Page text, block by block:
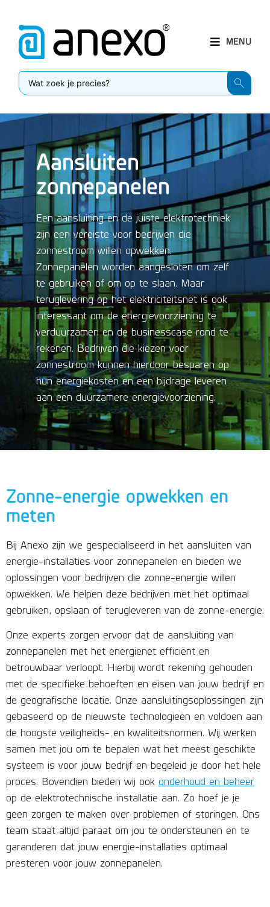
MENU
Aansluiten
zonnepanelen
Een aansluiting en de juiste elektrotechniek
zijn een vereiste voor bedrijven die
zonnestroom willen opwekken.
Zonnepanelen worden aangesloten om zelf
te gebruiken of om op te slaan. Maar
teruglevering op het elektriciteitsnet is ook
interessant om de energievoorziening te
verduurzamen en de businesscase rond te
rekenen. Bedrijven die kiezen voor
zonnestroom kunnen hierdoor besparen op
hun energiekosten en een bijdrage leveren
aan een duurzamere energievoorziening.
Zonne-energie opwekken en
meten
Bij Anexo zijn we gespecialiseerd in het aansluiten van
energie-installaties voor zonnepanelen en bieden we
oplossingen voor bedrijven die zonne-energie willen
opwekken. We helpen deze bedrijven met het optimaal
gebruiken, opslaan of terugleveren van de zonne-energie.
Onze experts zorgen ervoor dat de aansluiting van
zonnepanelen met het energienet efficiënt en
betrouwbaar verloopt. Hierbij wordt rekening gehouden
met de specifieke behoeften en eisen van jouw bedrijf en
de geografische locatie. Onze aansluitingsoplossingen zijn
gebaseerd op de nieuwste technologieën en voldoen aan
de hoogste veiligheids- en kwaliteitsnormen. Wij werken
samen met jou om te bepalen wat het meest geschikte
systeem is voor jouw bedrijf en begeleid je door het hele
proces. Bovendien bieden wij ook onderhoud en beheer
op de elektrotechnische installatie aan. Zo hoef je je
geen zorgen te maken over problemen of storingen. Ons
team staat altijd paraat om jou te ondersteunen en te
garanderen dat jouw energie-installaties optimaal
presteren voor jouw zonnepanelen.